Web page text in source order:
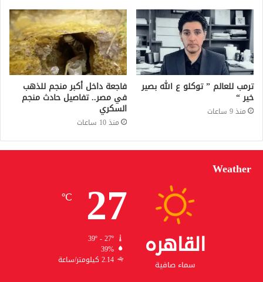
ترمب للعالم ” توكلو ع الله بصير
خير “
منذ 9 ساعات
فاجعة داخل أكبر منجم للذهب
في مصر.. تفاصيل حادث منجم
السكري
منذ 10 ساعات
Weather
القاهره
سماء صافية
27
℃
39º - 27º
39%
2.14 كيلومتر/ساعة